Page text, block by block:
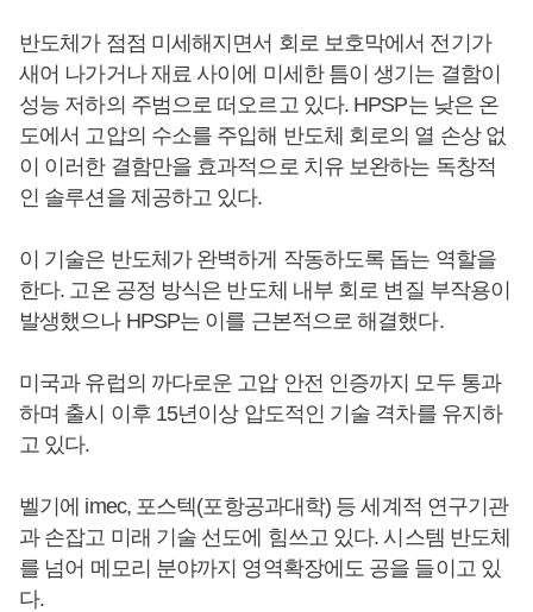
반도체가 점점 미세해지면서 회로 보호막에서 전기가
새어 나가거나 재료 사이에 미세한 틈이 생기는 결함이
성능 저하의 주범으로 떠오르고 있다. HPSP는 낮은 온
도에서 고압의 수소를 주입해 반도체 회로의 열 손상 없
이 이러한 결함만을 효과적으로 치유 보완하는 독창적
인 솔루션을 제공하고 있다.
이 기술은 반도체가 완벽하게 작동하도록 돕는 역할을
한다. 고온 공정 방식은 반도체 내부 회로 변질 부작용이
발생했으나 HPSP는 이를 근본적으로 해결했다.
미국과 유럽의 까다로운 고압 안전 인증까지 모두 통과
하며 출시 이후 15년이상 압도적인 기술 격차를 유지하
고 있다.
벨기에 imec, 포스텍(포항공과대학) 등 세계적 연구기관
과 손잡고 미래 기술 선도에 힘쓰고 있다. 시스템 반도체
를 넘어 메모리 분야까지 영역확장에도 공을 들이고 있
다.